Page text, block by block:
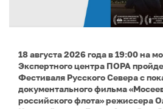
18 августа 2026 года в 19:00 на
Экспертного центра ПОРА
Фестиваля Русского Севера с
документального фильма
российского флота» режиссера